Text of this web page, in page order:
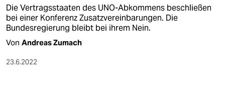
Die Vertragsstaaten des UNO-Abkommens beschließen
bei einer Konferenz Zusatzvereinbarungen. Die
Bundesregierung bleibt bei ihrem Nein.
Von Andreas Zumach
23.6.2022